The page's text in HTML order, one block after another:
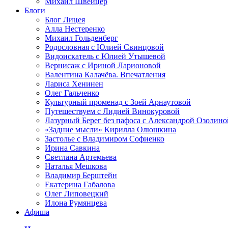
Блоги
Блог Лицея
Алла Нестеренко
Михаил Гольденберг
Родословная с Юлией Свинцовой
Видоискатель с Юлией Утышевой
Вернисаж с Ириной Ларионовой
Валентина Калачёва. Впечатления
Лариса Хенинен
Олег Гальченко
Культурный променад с Зоей Арнаутовой
Путешествуем с Лидией Винокуровой
Лазурный Берег без пафоса с Александрой
«Задние мысли» Кирилла Олюшкина
Застолье с Владимиром Софиенко
Ирина Савкина
Светлана Артемьева
Наталья Мешкова
Владимир Берштейн
Екатерина Габалова
Олег Липовецкий
Илона Румянцева
Афиша